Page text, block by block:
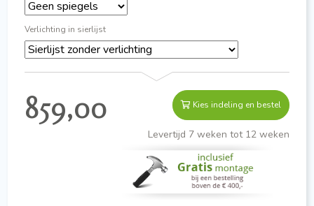
Verlichting in sierlijst
859,00 Kies indeling en bestel
Levertijd 7 weken tot 12 weken